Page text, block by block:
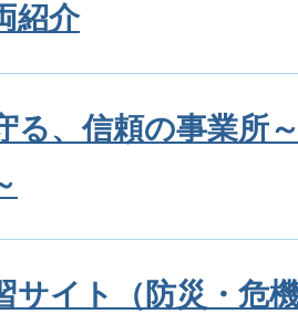
紹介
る、信頼の事業所
サイト（防災・危